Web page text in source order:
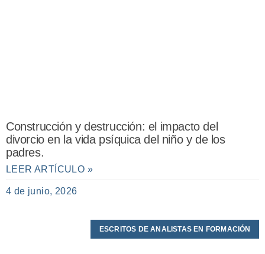
Construcción y destrucción: el impacto del
divorcio en la vida psíquica del niño y de los
padres.
LEER ARTÍCULO »
4 de junio, 2026
ESCRITOS DE ANALISTAS EN FORMACIÓN